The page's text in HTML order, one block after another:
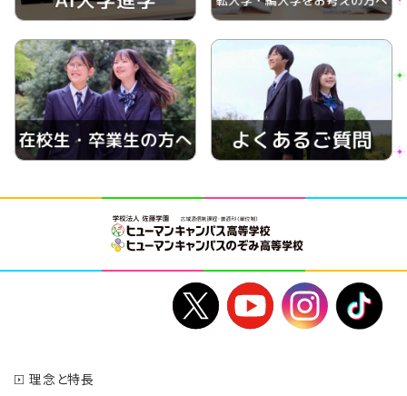
理念と特長